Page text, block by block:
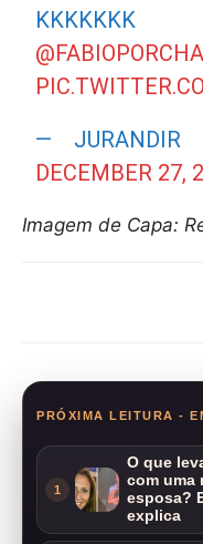
— JURANDIR
DECEMBER 27,
Imagem de Capa:
PRÓXIMA LEITURA -
1
O que
com uma
esposa?
explica